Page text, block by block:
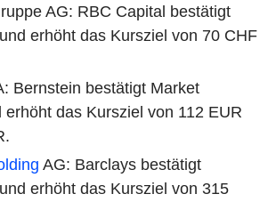
AG: RBC Capital bestätigt
erhöht das Kursziel von 70 CHF
Bernstein bestätigt Market
erhöht das Kursziel von 112 EUR
AG: Barclays bestätigt
erhöht das Kursziel von 315